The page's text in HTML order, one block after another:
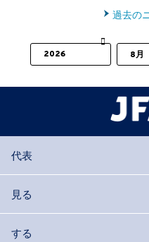
過去の
代表
見る
する